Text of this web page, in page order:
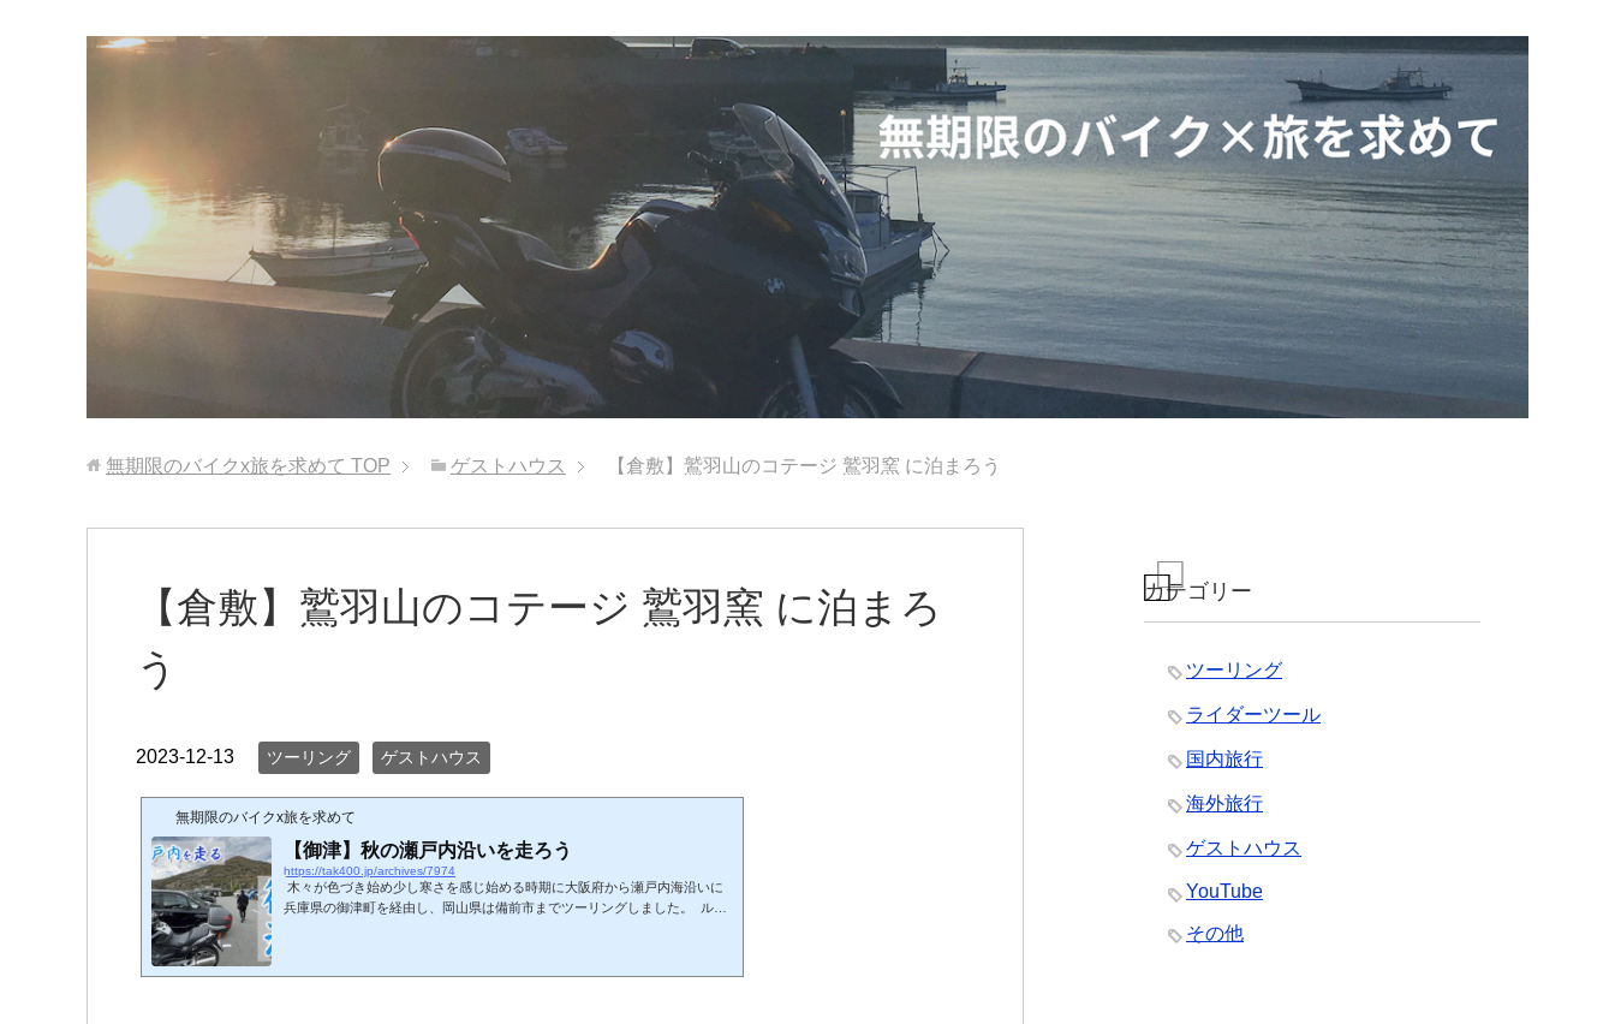
無期限のバイクx旅を求めて TOP ゲストハウス 【倉敷】鷲羽山のコテージ 鷲羽窯 に泊まろう
【倉敷】鷲羽山のコテージ 鷲羽窯 に泊まろ
う
2023-12-13 ツーリング ゲストハウス
無期限のバイクx旅を求めて
【御津】秋の瀬戸内沿いを走ろう
https://tak400.jp/archives/7974
木々が色づき始め少し寒さを感じ始める時期に大阪府から瀬戸内海沿いに
兵庫県の御津町を経由し、岡山県は備前市までツーリングしました。 ルー
カテゴリー
ツーリング
ライダーツール
国内旅行
海外旅行
ゲストハウス
YouTube
その他